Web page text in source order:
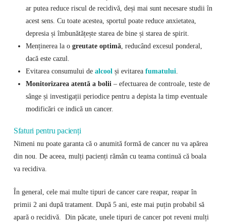
ar putea reduce riscul de recidivă, deși mai sunt necesare studii în
acest sens. Cu toate acestea, sportul poate reduce anxietatea,
depresia și îmbunătățește starea de bine și starea de spirit.
Menținerea la o greutate optimă, reducând excesul ponderal,
dacă este cazul.
Evitarea consumului de alcool și evitarea fumatului
Monitorizarea atentă a bolii – efectuarea de controale, teste de
sânge și investigații periodice pentru a depista la timp eventuale
modificări ce indică un cancer.
Sfaturi pentru pacienți
Nimeni nu poate garanta că o anumită formă de cancer nu va apărea
din nou. De aceea, mulți pacienți rămân cu teama continuă că boala
va recidiva.
În general, cele mai multe tipuri de cancer care reapar, reapar în
primii 2 ani după tratament. După 5 ani, este mai puțin probabil să
apară o recidivă. Din păcate, unele tipuri de cancer pot reveni mulți